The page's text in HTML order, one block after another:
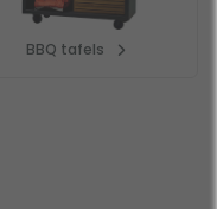
BBQ tafels